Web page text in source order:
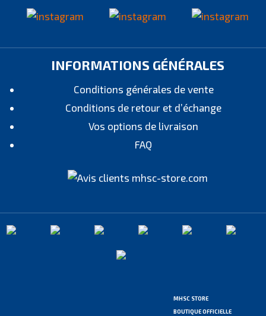
INFORMATIONS GÉNÉRALES
Conditions générales de vente
Conditions de retour et d’échange
Vos options de livraison
FAQ
MHSC STORE
BOUTIQUE OFFICIELLE